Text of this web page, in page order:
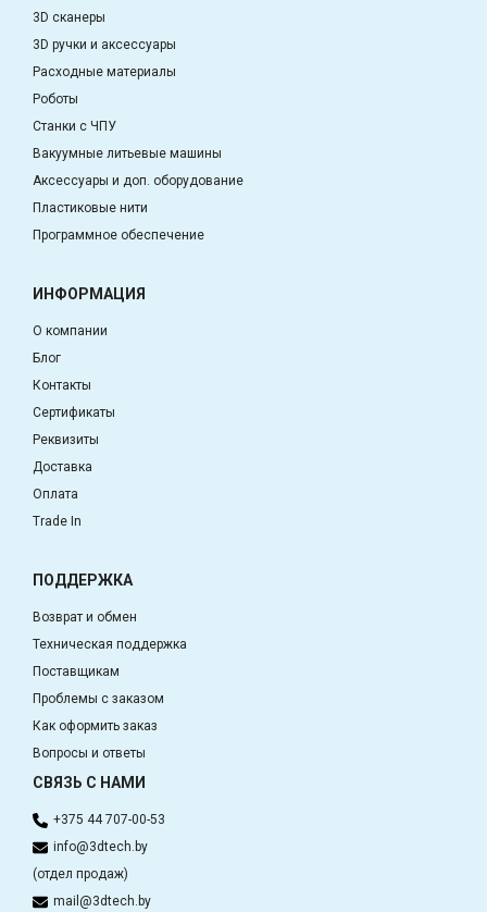
3D сканеры
3D ручки и аксессуары
Расходные материалы
Роботы
Станки с ЧПУ
Вакуумные литьевые машины
Аксессуары и доп. оборудование
Пластиковые нити
Программное обеспечение
ИНФОРМАЦИЯ
О компании
Блог
Контакты
Сертификаты
Реквизиты
Доставка
Оплата
Trade In
ПОДДЕРЖКА
Возврат и обмен
Техническая поддержка
Поставщикам
Проблемы с заказом
Как оформить заказ
Вопросы и ответы
СВЯЗЬ С НАМИ
+375 44 707-00-53
info@3dtech.by
(отдел продаж)
mail@3dtech.by